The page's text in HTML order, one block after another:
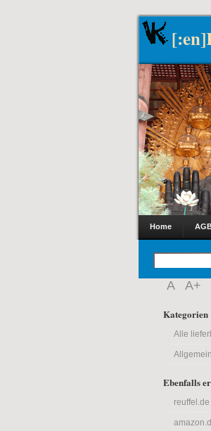
Home
A A+
Kategorien
Alle
Allgemein
Ebenfalls
reuffel.de